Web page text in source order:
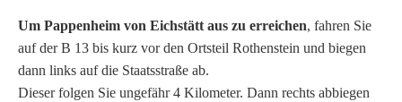
Um Pappenheim von Eichstätt aus zu erreichen, fahren Sie
auf der B 13 bis kurz vor den Ortsteil Rothenstein und biegen
dann links auf die Staatsstraße ab.
Dieser folgen Sie ungefähr 4 Kilometer. Dann rechts abbiegen